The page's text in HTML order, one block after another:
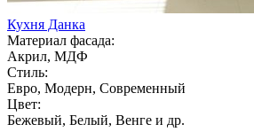
Кухня Данка
Материал фасада:
Акрил, МДФ
Стиль:
Евро, Модерн, Современный
Цвет:
Бежевый, Белый, Венге и др.